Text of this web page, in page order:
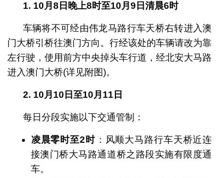
1. 10月 8 日晚上8时至10月 9 日清晨6时
车辆将不可经由伟龙马路行车天桥右转进入澳
门大桥引桥往澳门方向。行经该处的车辆请改为靠
左行驶，使用前方中央掉头车行道，经北安大马路
进入澳门大桥(详见附图)。
2. 10月 10 日至10月 11日
每日分段实施以下交通管制：
凌晨零时至2时​：风顺大马路行车天桥近连
接澳门桥大马路通道桥之路段实施有限度通
车。